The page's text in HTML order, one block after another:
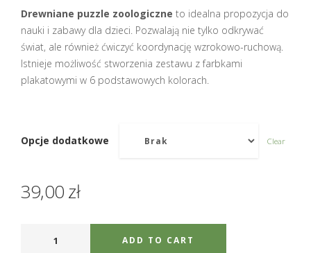
Drewniane puzzle zoologiczne to idealna propozycja do
nauki i zabawy dla dzieci. Pozwalają nie tylko odkrywać
świat, ale również ćwiczyć koordynację wzrokowo-ruchową.
Istnieje możliwość stworzenia zestawu z farbkami
plakatowymi w 6 podstawowych kolorach.
Opcje dodatkowe Clear
39,00zł
ADD TO CART